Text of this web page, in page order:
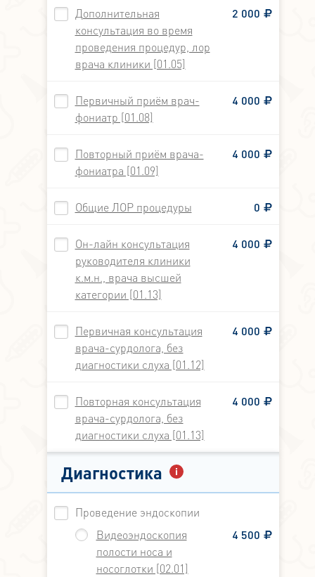
Дополнительная
консультация во время
проведения процедур, лор
врача клиники [01.05]
2 000
Первичный приём врач-
фониатр [01.08]
4 000
Повторный приём врача-
фониатра [01.09]
4 000
Общие ЛОР процедуры 0
Он-лайн консультация
руководителя клиники
к.м.н., врача высшей
категории [01.13]
4 000
Первичная консультация
врача-сурдолога, без
диагностики слуха [01.12]
4 000
Повторная консультация
врача-сурдолога, без
диагностики слуха [01.13]
4 000
Диагностика
Проведение эндоскопии
Видеоэндоскопия
полости носа и
носоглотки [02.01]
4 500